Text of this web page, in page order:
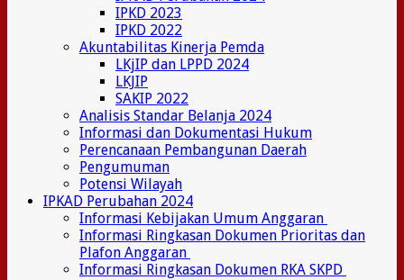
IPKD 2023
IPKD 2022
Akuntabilitas Kinerja Pemda
LKjIP dan LPPD 2024
LKJIP
SAKIP 2022
Analisis Standar Belanja 2024
Informasi dan Dokumentasi Hukum
Perencanaan Pembangunan Daerah
Pengumuman
Potensi Wilayah
IPKAD Perubahan 2024
Informasi Kebijakan Umum Anggaran
Informasi Ringkasan Dokumen Prioritas dan
Plafon Anggaran
Informasi Ringkasan Dokumen RKA SKPD